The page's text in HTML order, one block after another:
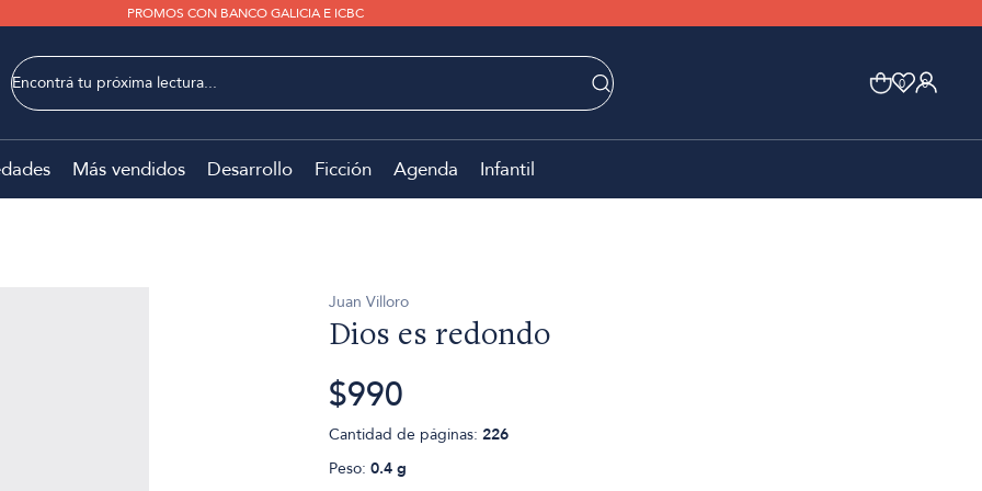
PROMOS CON BANCO GALICIA E ICBC
0 0
Más vendidos Desarrollo Ficción Agenda Infantil
Juan Villoro
Dios es redondo
$990
Cantidad de páginas: 226
Peso: 0.4 g